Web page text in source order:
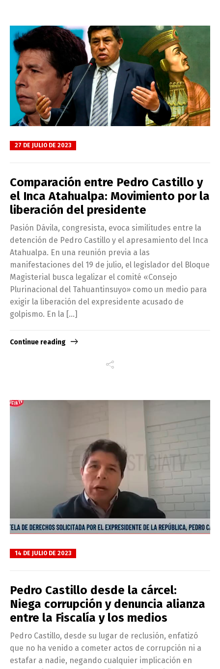
27 DE JULIO DE 2023
Comparación entre Pedro Castillo y
el Inca Atahualpa: Movimiento por la
liberación del presidente
Pasión Dávila, congresista, evoca similitudes entre la
detención de Pedro Castillo y el apresamiento del Inca
Atahualpa. En una reunión previa a las
manifestaciones del 19 de julio, el legislador del Bloque
Magisterial busca legalizar el comité «Consejo
Plurinacional del Tahuantinsuyo» como un medio para
exigir la liberación del expresidente acusado de
golpismo. En la […]
Continue reading
14 DE JULIO DE 2023
Pedro Castillo desde la cárcel:
Niega corrupción y denuncia alianza
entre la Fiscalía y los medios
Pedro Castillo, desde su lugar de reclusión, enfatizó
que no ha venido a cometer actos de corrupción ni a
estafar a nadie, negando cualquier implicación en